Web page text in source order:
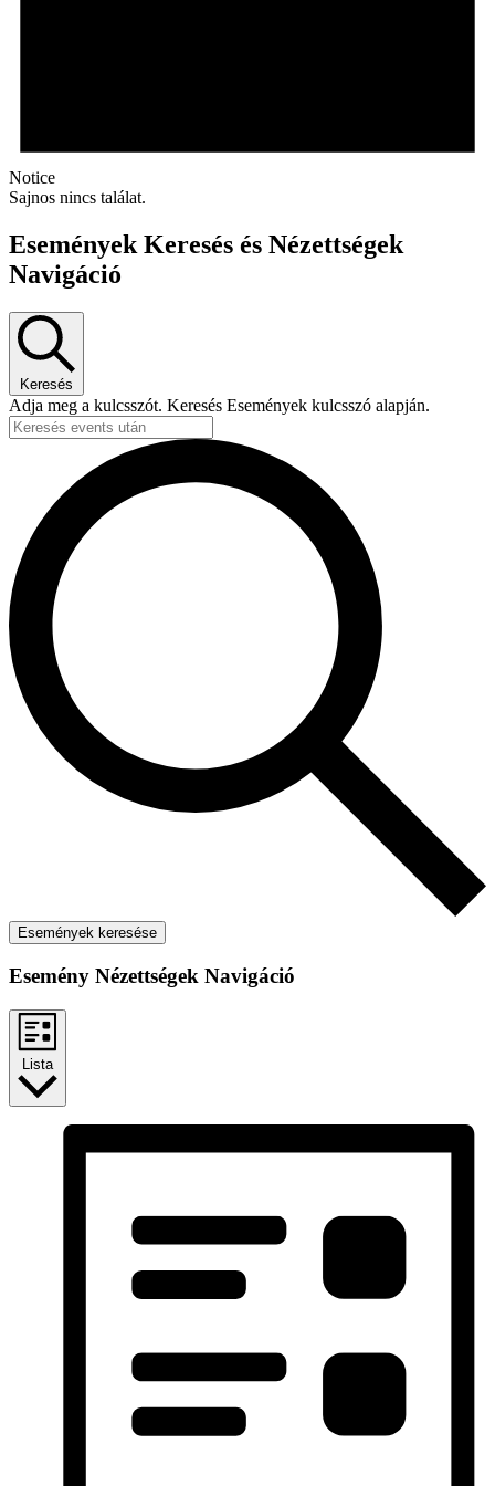
Notice
Sajnos nincs találat.
Események Keresés és Nézettségek
Navigáció
Keresés
Adja meg a kulcsszót. Keresés Események kulcsszó alapján.
Események keresése
Esemény Nézettségek Navigáció
Lista